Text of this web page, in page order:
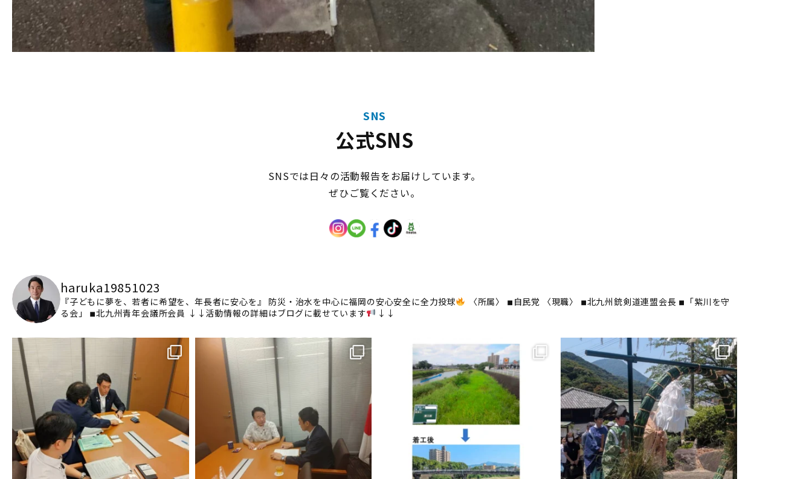
SNS
公式SNS
SNSでは日々の活動報告をお届けしています。
ぜひご覧ください。
haruka19851023
『子どもに夢を、若者に希望を、年長者に安心を』 防災・治水を中心に福岡の安心安全に全力投球 〈所属〉 ◾︎自民党 〈現職〉 ◾︎北九州銃剣道連盟会長 ◾︎「紫川を守
る会」
◾︎北九州青年会議所会員 ↓↓活動情報の詳細はブログに載せています ↓↓